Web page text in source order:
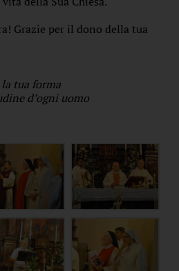
Grazie per il dono della tua
la tua forma
d’ogni uomo